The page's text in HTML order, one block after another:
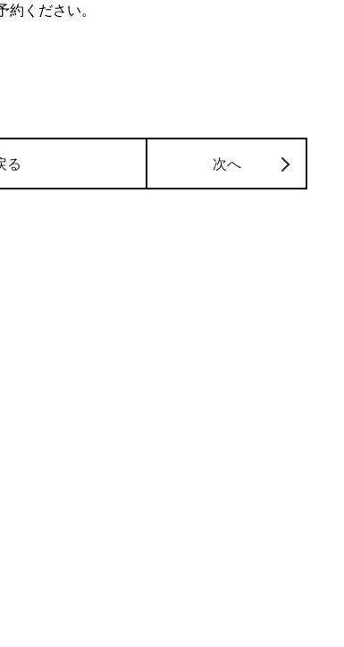
ください。
る 次へ